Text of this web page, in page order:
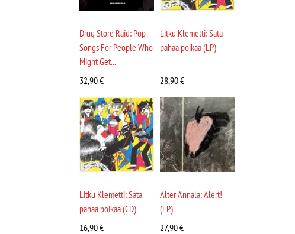
Drug Store Raid: Pop
Songs For People Who
Might Get...
32,90€
Litku Klemetti: Sata
pahaa poikaa (LP)
28,90€
Litku Klemetti: Sata
pahaa poikaa (CD)
16,90€
Alter Annala: Alert!
(LP)
27,90€